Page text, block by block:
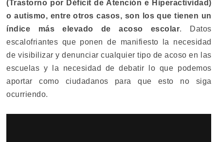
(Trastorno por Déficit de Atención e Hiperactividad)
o autismo, entre otros casos, son los que tienen un
índice más elevado de acoso escolar. Datos
escalofriantes que ponen de manifiesto la necesidad
de visibilizar y denunciar cualquier tipo de acoso en las
escuelas y la necesidad de debatir lo que podemos
aportar como ciudadanos para que esto no siga
ocurriendo.